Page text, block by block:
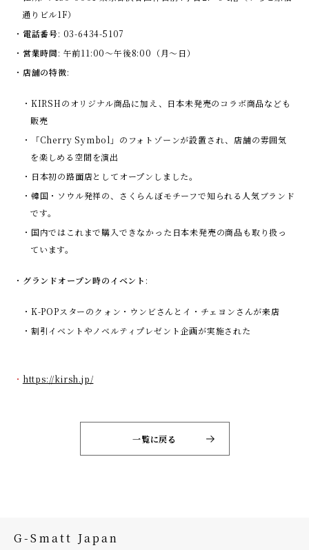
通りビル1F）
電話番号: 03-6434-5107
営業時間: 午前11:00〜午後8:00（月〜日）
店舗の特徴:
KIRSHのオリジナル商品に加え、日本未発売のコラボ商品なども
販売
「Cherry Symbol」のフォトゾーンが設置され、店舗の雰囲気
を楽しめる空間を演出
日本初の路面店としてオープンしました。
韓国・ソウル発祥の、さくらんぼモチーフで知られる人気ブランド
です。
国内ではこれまで購入できなかった日本未発売の商品も取り扱っ
ています。
グランドオープン時のイベント :
K-POPスターのクォン・ウンビさんとイ・チェヨンさんが来店
割引イベントやノベルティプレゼント企画が実施された
https://kirsh.jp/
一覧に戻る
G-Smatt Japan